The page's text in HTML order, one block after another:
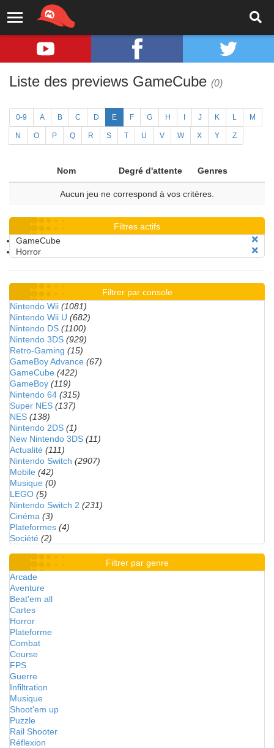
Liste des previews GameCube (0)
0-9 A B C D E F G H J K L M
N O P Q R S T U V W X Y Z
Nom Degré d'attente Genres
Aucun jeu ne correspond à vos critères.
Filtres actifs
GameCube
Horror
Filtrer par console
Nintendo Wii (1081)
Nintendo Wii U (682)
Nintendo DS (1100)
Nintendo 3DS (929)
Retro-Gaming (15)
GameBoy Advance (67)
GameCube (422)
GameBoy (119)
Nintendo 64 (315)
Super NES (137)
NES (138)
Nintendo 2DS (1)
New Nintendo 3DS (11)
Actualité (111)
Nintendo Switch (2907)
Mobile (42)
Musique (0)
LEGO (5)
Nintendo Switch 2 (231)
Cinéma (3)
Plateformes (4)
Société (2)
Filtrer par genre
Arcade
Aventure
Beat'em all
Cartes
Horror
Plateforme
Combat
Course
FPS
Guerre
Infiltration
Musique
Shoot'em up
Puzzle
Rail Shooter
Réflexion